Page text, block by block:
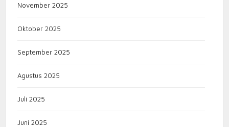
November 2025
Oktober 2025
September 2025
Agustus 2025
Juli 2025
Juni 2025